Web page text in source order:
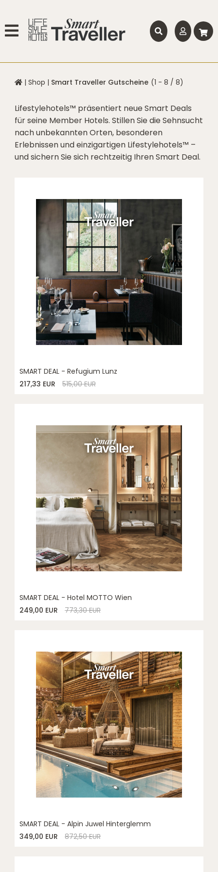
| Shop | Smart Traveller Gutscheine (1 - 8 / 8)
Lifestylehotels™ präsentiert neue Smart Deals
für seine Member Hotels. Stillen Sie die Sehnsucht
nach unbekannten Orten, besonderen
Erlebnissen und einzigartigen Lifestylehotels™ –
und sichern Sie sich rechtzeitig Ihren Smart Deal.
SMART DEAL - Refugium Lunz
217,33 EUR
515,00 EUR
SMART DEAL - Hotel MOTTO Wien
249,00 EUR
773,30 EUR
SMART DEAL - Alpin Juwel Hinterglemm
349,00 EUR
872,50 EUR